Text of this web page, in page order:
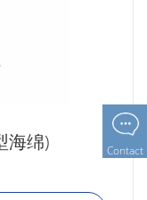
海绵) Contact